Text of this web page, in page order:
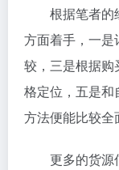
根据笔者的
方面着手，一
较，三是根据
格定位，五是
方法便能比较全
更多的货源信